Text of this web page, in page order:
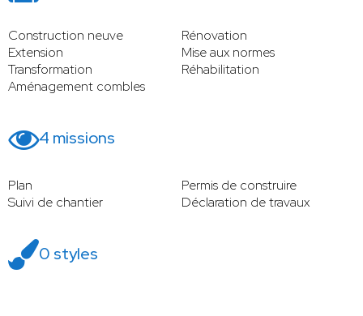
Construction neuve
Rénovation
Extension
Mise aux normes
Transformation
Réhabilitation
Aménagement combles
4 missions
Plan
Permis de construire
Suivi de chantier
Déclaration de travaux
0 styles